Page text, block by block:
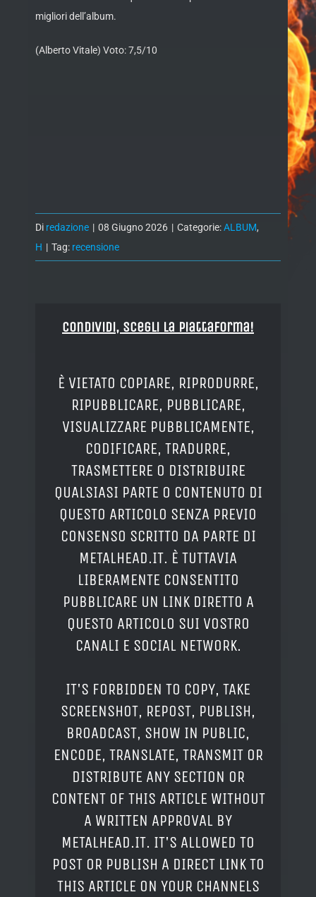
migliori dell’album.
(Alberto Vitale) Voto: 7,5/10
Di redazione | 08 Giugno 2026 | Categorie:ALBUM,
H | Tag: recensione
Condividi, Scegli la piattaforma!
È VIETATO COPIARE, RIPRODURRE,
RIPUBBLICARE, PUBBLICARE,
VISUALIZZARE PUBBLICAMENTE,
CODIFICARE, TRADURRE,
TRASMETTERE O DISTRIBUIRE
QUALSIASI PARTE O CONTENUTO DI
QUESTO ARTICOLO SENZA PREVIO
CONSENSO SCRITTO DA PARTE DI
METALHEAD.IT. È TUTTAVIA
LIBERAMENTE CONSENTITO
PUBBLICARE UN LINK DIRETTO A
QUESTO ARTICOLO SUI VOSTRO
CANALI E SOCIAL NETWORK.
IT'S FORBIDDEN TO COPY, TAKE
SCREENSHOT, REPOST, PUBLISH,
BROADCAST, SHOW IN PUBLIC,
ENCODE, TRANSLATE, TRANSMIT OR
DISTRIBUTE ANY SECTION OR
CONTENT OF THIS ARTICLE WITHOUT
A WRITTEN APPROVAL BY
METALHEAD.IT. IT'S ALLOWED TO
POST OR PUBLISH A DIRECT LINK TO
THIS ARTICLE ON YOUR CHANNELS